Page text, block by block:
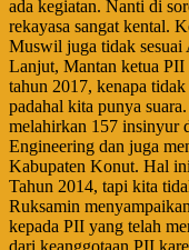
ada kegiatan. Nanti di
rekayasa sangat kental.
Muswil juga tidak
Lanjut, Mantan ketua
tahun 2017, kenapa
padahal kita punya
melahirkan 157 insinyur
Engineering dan juga
Kabupaten Konut. Hal
Tahun 2014, tapi kita
Ruksamin
kepada PII yang telah